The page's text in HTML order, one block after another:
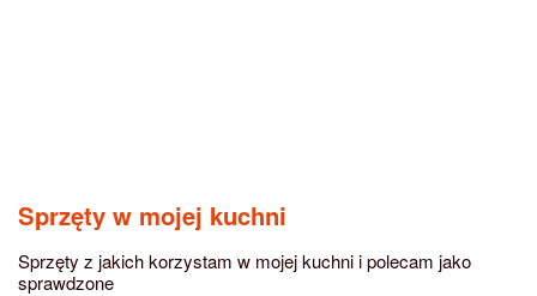
Sprzęty w mojej kuchni
Sprzęty z jakich korzystam w mojej kuchni i polecam jako
sprawdzone